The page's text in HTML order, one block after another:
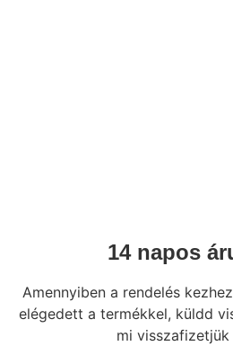
14 napos
Amennyiben a rendelés
elégedett a termékkel, küldd
mi visszafizetjük